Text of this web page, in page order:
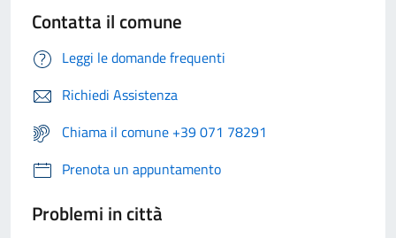
Contatta il comune
Leggi le domande frequenti
Richiedi Assistenza
Chiama il comune +39 071 78291
Prenota un appuntamento
Problemi in città